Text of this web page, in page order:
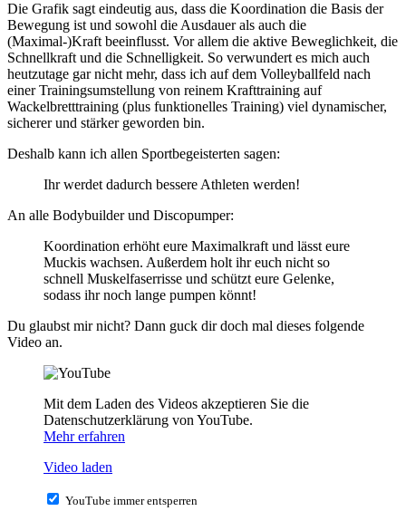
Die Grafik sagt eindeutig aus, dass die Koordination die Basis der
Bewegung ist und sowohl die Ausdauer als auch die
(Maximal-)Kraft beeinflusst. Vor allem die aktive Beweglichkeit, die
Schnellkraft und die Schnelligkeit. So verwundert es mich auch
heutzutage gar nicht mehr, dass ich auf dem Volleyballfeld nach
einer Trainingsumstellung von reinem Krafttraining auf
Wackelbretttraining (plus funktionelles Training) viel dynamischer,
sicherer und stärker geworden bin.
Deshalb kann ich allen Sportbegeisterten sagen:
Ihr werdet dadurch bessere Athleten werden!
An alle Bodybuilder und Discopumper:
Koordination erhöht eure Maximalkraft und lässt eure
Muckis wachsen. Außerdem holt ihr euch nicht so
schnell Muskelfaserrisse und schützt eure Gelenke,
sodass ihr noch lange pumpen könnt!
Du glaubst mir nicht? Dann guck dir doch mal dieses folgende
Video an.
Mit dem Laden des Videos akzeptieren Sie die
Datenschutzerklärung von YouTube.
Mehr erfahren
Video laden
YouTube immer entsperren